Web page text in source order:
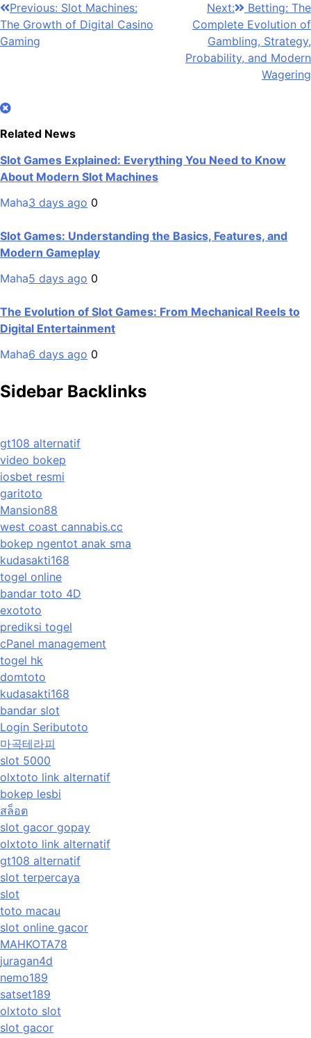
Post
navigation
Previous: Slot Machines:
The Growth of Digital Casino
Gaming
Next:
Betting: The
Complete Evolution of
Gambling, Strategy,
Probability, and Modern
Wagering
Related News
Slot Games Explained: Everything You Need to Know
About Modern Slot Machines
Maha3 days ago 0
Slot Games: Understanding the Basics, Features, and
Modern Gameplay
Maha5 days ago 0
The Evolution of Slot Games: From Mechanical Reels to
Digital Entertainment
Maha6 days ago 0
Sidebar Backlinks
gt108 alternatif
video bokep
iosbet resmi
garitoto
Mansion88
west coast cannabis.cc
bokep ngentot anak sma
kudasakti168
togel online
bandar toto 4D
exototo
prediksi togel
cPanel management
togel hk
domtoto
kudasakti168
bandar slot
Login Seributoto
마곡테라피
slot 5000
olxtoto link alternatif
bokep lesbi
สล็อต
slot gacor gopay
olxtoto link alternatif
gt108 alternatif
slot terpercaya
slot
toto macau
slot online gacor
MAHKOTA78
juragan4d
nemo189
satset189
olxtoto slot
slot gacor